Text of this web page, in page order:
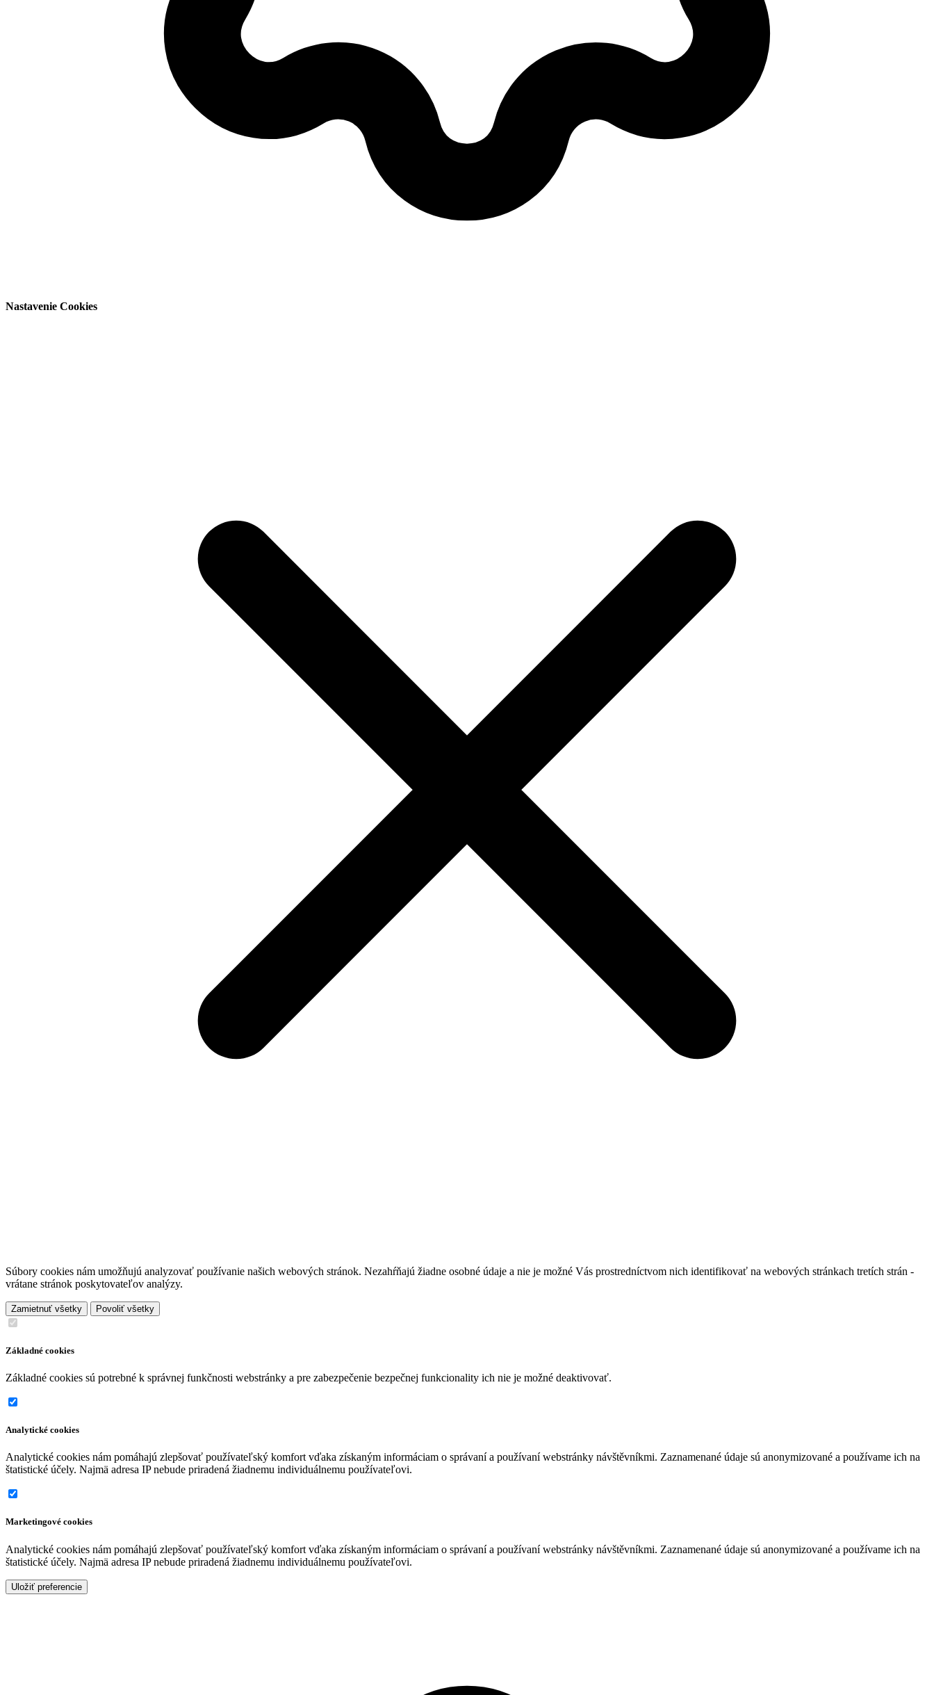
Nastavenie Cookies
Súbory cookies nám umožňujú analyzovať používanie našich webových stránok. Nezahŕňajú žiadne osobné údaje a nie je možné Vás prostredníctvom nich identifikovať na webových stránkach tretích strán -
vrátane stránok poskytovateľov analýzy.
Zamietnuť všetky Povoliť všetky
Základné cookies
Základné cookies sú potrebné k správnej funkčnosti webstránky a pre zabezpečenie bezpečnej funkcionality ich nie je možné deaktivovať.
Analytické cookies
Analytické cookies nám pomáhajú zlepšovať používateľský komfort vďaka získaným informáciam o správaní a používaní webstránky návštěvníkmi. Zaznamenané údaje sú anonymizované a používame ich na
štatistické účely. Najmä adresa IP nebude priradená žiadnemu individuálnemu používateľovi.
Marketingové cookies
Analytické cookies nám pomáhajú zlepšovať používateľský komfort vďaka získaným informáciam o správaní a používaní webstránky návštěvníkmi. Zaznamenané údaje sú anonymizované a používame ich na
štatistické účely. Najmä adresa IP nebude priradená žiadnemu individuálnemu používateľovi.
Uložiť preferencie